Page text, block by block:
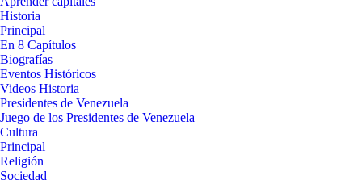
Historia
Principal
En 8 Capítulos
Biografías
Eventos Históricos
Videos Historia
Presidentes de Venezuela
Juego de los Presidentes de Venezuela
Cultura
Principal
Religión
Sociedad